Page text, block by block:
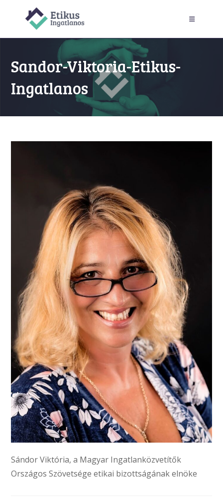
Sandor-Viktoria-Etikus-
Ingatlanos
Sándor Viktória, a Magyar Ingatlanközvetítők
Országos Szövetsége etikai bizottságának elnöke